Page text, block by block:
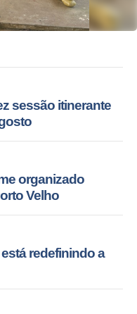
sessão itinerante
organizado
Velho
redefinindo a